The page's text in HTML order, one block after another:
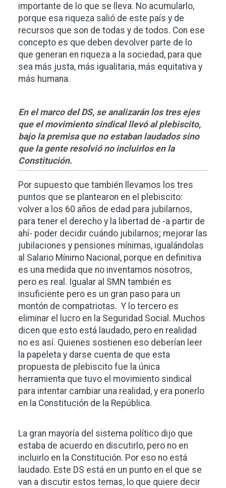
importante de lo que se lleva. No acumularlo,
porque esa riqueza salió de este país y de
recursos que son de todas y de todos. Con ese
concepto es que deben devolver parte de lo
que generan en riqueza a la sociedad, para que
sea más justa, más igualitaria, más equitativa y
más humana.
En el marco del DS, se analizarán los tres ejes
que el movimiento sindical llevó al plebiscito,
bajo la premisa que no estaban laudados sino
que la gente resolvió no incluirlos en la
Constitución.
Por supuesto que también llevamos los tres
puntos que se plantearon en el plebiscito:
volver a los 60 años de edad para jubilarnos,
para tener el derecho y la libertad de -a partir de
ahí- poder decidir cuándo jubilarnos; mejorar las
jubilaciones y pensiones mínimas, igualándolas
al Salario Mínimo Nacional, porque en definitiva
es una medida que no inventamos nosotros,
pero es real. Igualar al SMN también es
insuficiente pero es un gran paso para un
montón de compatriotas. Y lo tercero es
eliminar el lucro en la Seguridad Social. Muchos
dicen que esto está laudado, pero en realidad
no es así. Quienes sostienen eso deberían leer
la papeleta y darse cuenta de que esta
propuesta de plebiscito fue la única
herramienta que tuvo el movimiento sindical
para intentar cambiar una realidad, y era ponerlo
en la Constitución de la República.
La gran mayoría del sistema político dijo que
estaba de acuerdo en discutirlo, pero no en
incluirlo en la Constitución. Por eso no está
laudado. Este DS está en un punto en el que se
van a discutir estos temas, lo que quiere decir